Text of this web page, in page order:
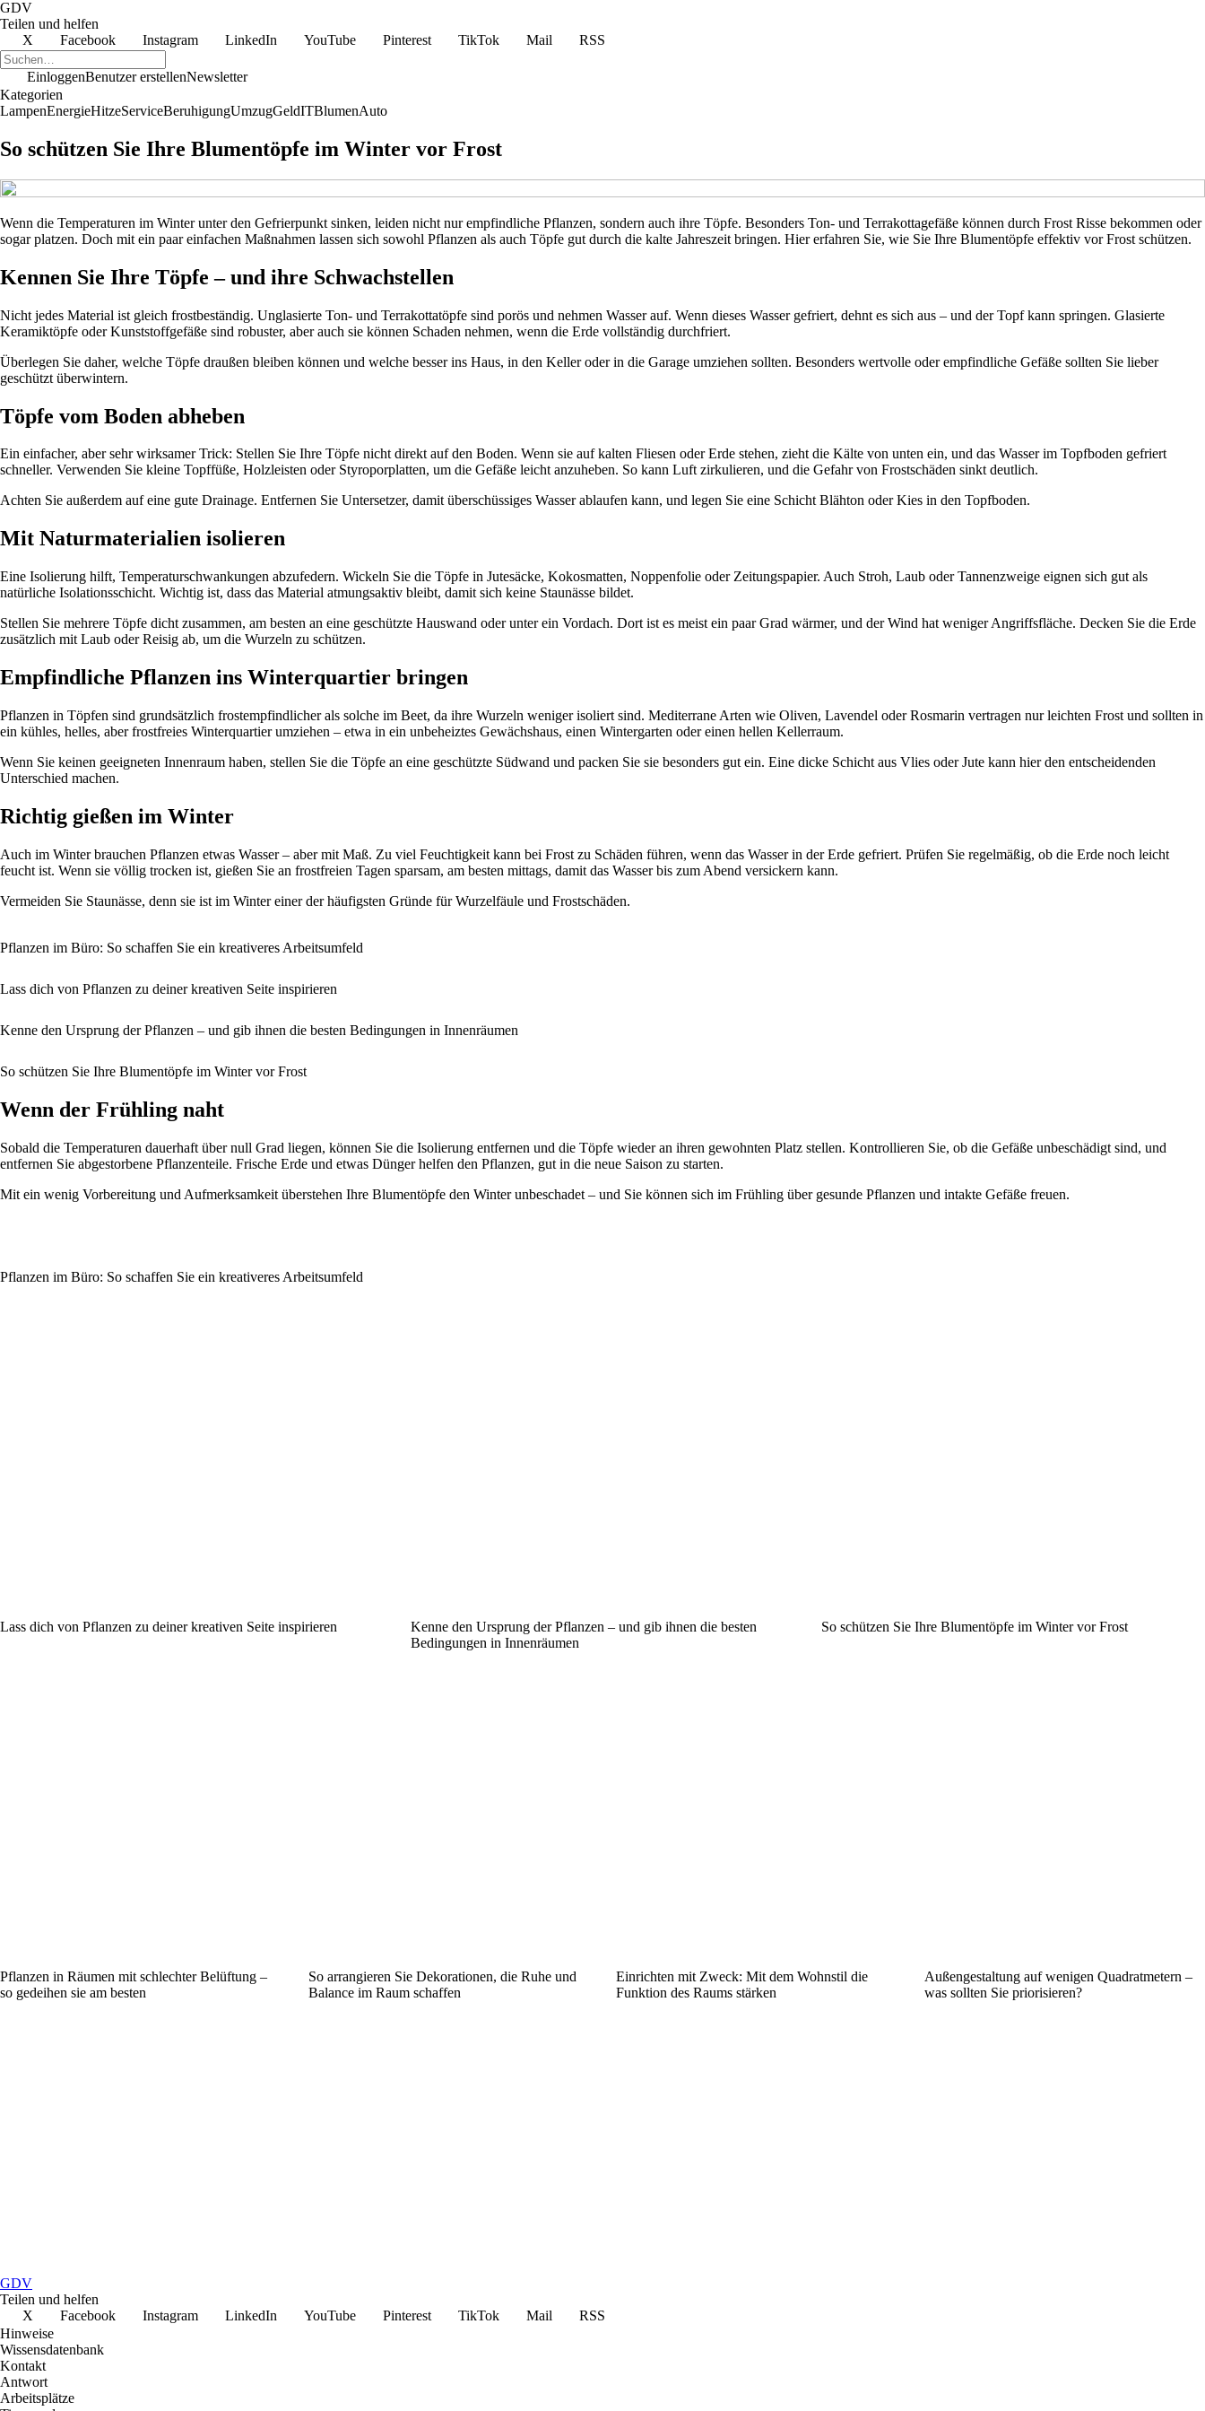
GDV
Teilen und helfen
X
Facebook Instagram LinkedIn YouTube Pinterest TikTok Mail RSS
EinloggenBenutzer erstellenNewsletter
Kategorien
LampenEnergieHitzeServiceBeruhigungUmzugGeldITBlumenAuto
So schützen Sie Ihre Blumentöpfe im Winter vor Frost
Wenn die Temperaturen im Winter unter den Gefrierpunkt sinken, leiden nicht nur empfindliche Pflanzen, sondern auch ihre Töpfe. Besonders Ton- und Terrakottagefäße können durch Frost Risse bekommen oder
sogar platzen. Doch mit ein paar einfachen Maßnahmen lassen sich sowohl Pflanzen als auch Töpfe gut durch die kalte Jahreszeit bringen. Hier erfahren Sie, wie Sie Ihre Blumentöpfe effektiv vor Frost schützen.
Kennen Sie Ihre Töpfe – und ihre Schwachstellen
Nicht jedes Material ist gleich frostbeständig. Unglasierte Ton- und Terrakottatöpfe sind porös und nehmen Wasser auf. Wenn dieses Wasser gefriert, dehnt es sich aus – und der Topf kann springen. Glasierte
Keramiktöpfe oder Kunststoffgefäße sind robuster, aber auch sie können Schaden nehmen, wenn die Erde vollständig durchfriert.
Überlegen Sie daher, welche Töpfe draußen bleiben können und welche besser ins Haus, in den Keller oder in die Garage umziehen sollten. Besonders wertvolle oder empfindliche Gefäße sollten Sie lieber
geschützt überwintern.
Töpfe vom Boden abheben
Ein einfacher, aber sehr wirksamer Trick: Stellen Sie Ihre Töpfe nicht direkt auf den Boden. Wenn sie auf kalten Fliesen oder Erde stehen, zieht die Kälte von unten ein, und das Wasser im Topfboden gefriert
schneller. Verwenden Sie kleine Topffüße, Holzleisten oder Styroporplatten, um die Gefäße leicht anzuheben. So kann Luft zirkulieren, und die Gefahr von Frostschäden sinkt deutlich.
Achten Sie außerdem auf eine gute Drainage. Entfernen Sie Untersetzer, damit überschüssiges Wasser ablaufen kann, und legen Sie eine Schicht Blähton oder Kies in den Topfboden.
Mit Naturmaterialien isolieren
Eine Isolierung hilft, Temperaturschwankungen abzufedern. Wickeln Sie die Töpfe in Jutesäcke, Kokosmatten, Noppenfolie oder Zeitungspapier. Auch Stroh, Laub oder Tannenzweige eignen sich gut als
natürliche Isolationsschicht. Wichtig ist, dass das Material atmungsaktiv bleibt, damit sich keine Staunässe bildet.
Stellen Sie mehrere Töpfe dicht zusammen, am besten an eine geschützte Hauswand oder unter ein Vordach. Dort ist es meist ein paar Grad wärmer, und der Wind hat weniger Angriffsfläche. Decken Sie die Erde
zusätzlich mit Laub oder Reisig ab, um die Wurzeln zu schützen.
Empfindliche Pflanzen ins Winterquartier bringen
Pflanzen in Töpfen sind grundsätzlich frostempfindlicher als solche im Beet, da ihre Wurzeln weniger isoliert sind. Mediterrane Arten wie Oliven, Lavendel oder Rosmarin vertragen nur leichten Frost und sollten in
ein kühles, helles, aber frostfreies Winterquartier umziehen – etwa in ein unbeheiztes Gewächshaus, einen Wintergarten oder einen hellen Kellerraum.
Wenn Sie keinen geeigneten Innenraum haben, stellen Sie die Töpfe an eine geschützte Südwand und packen Sie sie besonders gut ein. Eine dicke Schicht aus Vlies oder Jute kann hier den entscheidenden
Unterschied machen.
Richtig gießen im Winter
Auch im Winter brauchen Pflanzen etwas Wasser – aber mit Maß. Zu viel Feuchtigkeit kann bei Frost zu Schäden führen, wenn das Wasser in der Erde gefriert. Prüfen Sie regelmäßig, ob die Erde noch leicht
feucht ist. Wenn sie völlig trocken ist, gießen Sie an frostfreien Tagen sparsam, am besten mittags, damit das Wasser bis zum Abend versickern kann.
Vermeiden Sie Staunässe, denn sie ist im Winter einer der häufigsten Gründe für Wurzelfäule und Frostschäden.
Pflanzen im Büro: So schaffen Sie ein kreativeres Arbeitsumfeld
Lass dich von Pflanzen zu deiner kreativen Seite inspirieren
Kenne den Ursprung der Pflanzen – und gib ihnen die besten Bedingungen in Innenräumen
So schützen Sie Ihre Blumentöpfe im Winter vor Frost
Wenn der Frühling naht
Sobald die Temperaturen dauerhaft über null Grad liegen, können Sie die Isolierung entfernen und die Töpfe wieder an ihren gewohnten Platz stellen. Kontrollieren Sie, ob die Gefäße unbeschädigt sind, und
entfernen Sie abgestorbene Pflanzenteile. Frische Erde und etwas Dünger helfen den Pflanzen, gut in die neue Saison zu starten.
Mit ein wenig Vorbereitung und Aufmerksamkeit überstehen Ihre Blumentöpfe den Winter unbeschadet – und Sie können sich im Frühling über gesunde Pflanzen und intakte Gefäße freuen.
Pflanzen im Büro: So schaffen Sie ein kreativeres Arbeitsumfeld
Lass dich von Pflanzen zu deiner kreativen Seite inspirieren
Kenne den Ursprung der Pflanzen – und gib ihnen die besten
Bedingungen in Innenräumen
So schützen Sie Ihre Blumentöpfe im Winter vor Frost
Pflanzen in Räumen mit schlechter Belüftung –
so gedeihen sie am besten
So arrangieren Sie Dekorationen, die Ruhe und
Balance im Raum schaffen
Einrichten mit Zweck: Mit dem Wohnstil die
Funktion des Raums stärken
Außengestaltung auf wenigen Quadratmetern –
was sollten Sie priorisieren?
GDV
Teilen und helfen
X
Facebook Instagram LinkedIn YouTube Pinterest TikTok Mail
RSS
Hinweise
Wissensdatenbank
Kontakt
Antwort
Arbeitsplätze